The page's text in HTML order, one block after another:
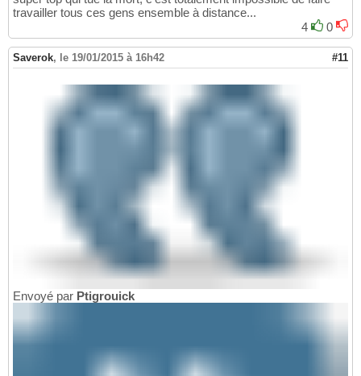
travailler tous ces gens ensemble à distance...
4
0
Saverok, le 19/01/2015 à 16h42 #11
Envoyé par Ptigrouick